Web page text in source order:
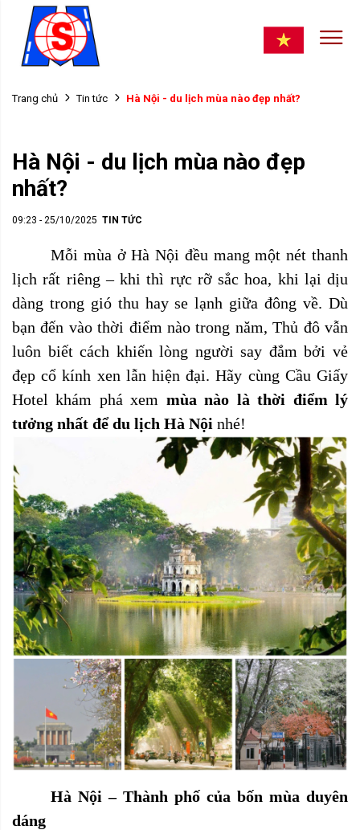
Trang chủ Tin tức Hà Nội - du lịch mùa nào đẹp nhất?
Hà Nội - du lịch mùa nào đẹp
nhất?
09:23 - 25/10/2025 TIN TỨC
Mỗi mùa ở Hà Nội đều mang một nét thanh
lịch rất riêng – khi thì rực rỡ sắc hoa, khi lại dịu
dàng trong gió thu hay se lạnh giữa đông về. Dù
bạn đến vào thời điểm nào trong năm, Thủ đô vẫn
luôn biết cách khiến lòng người say đắm bởi vẻ
đẹp cổ kính xen lẫn hiện đại. Hãy cùng Cầu Giấy
Hotel khám phá xem mùa nào là thời điểm lý
tưởng nhất để du lịch Hà Nội nhé!
Hà Nội – Thành phố của bốn mùa duyên
dáng